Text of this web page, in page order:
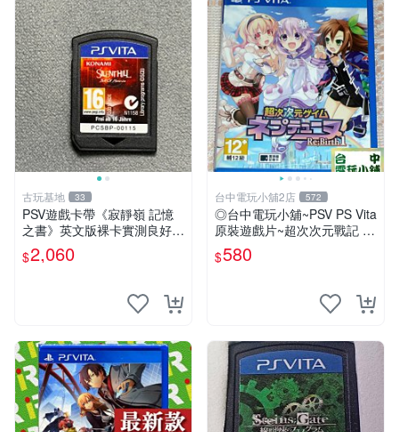
古玩基地 33
PSV遊戲卡帶《寂靜嶺 記憶
之書》英文版裸卡實測良好
限定PSV平臺獨享 廚房遊戲
獲得熱銷推薦 寂靜嶺 電玩遊
$2,060
台中電玩小舖2店 572
◎台中電玩小舖~PSV PS Vita
原裝遊戲片~超次次元戰記 戰
$580